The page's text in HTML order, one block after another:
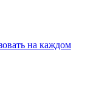
на каждом